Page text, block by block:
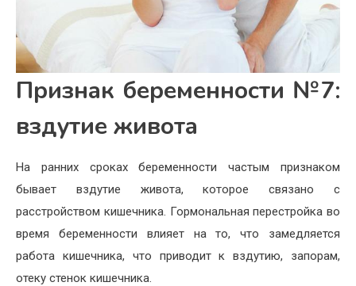
Признак беременности №7:
вздутие живота
На ранних сроках беременности частым признаком
бывает вздутие живота, которое связано с
расстройством кишечника. Гормональная перестройка во
время беременности влияет на то, что замедляется
работа кишечника, что приводит к вздутию, запорам,
отеку стенок кишечника.